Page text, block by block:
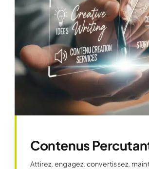
Contenus
Attirez, engagez, convertissez,